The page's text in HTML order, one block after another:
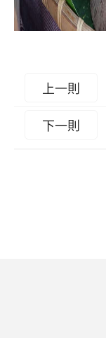
上一則
下一則